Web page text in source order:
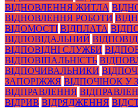
ВІДНОВЛЕННЯ ЖИТЛА
ВІДНОВЛЕННЯ РОБОТИ
ВІДОМОСТІ ВІДПЛАТА
ВІДПОВІДАЛЬНИЙ
ВІДПОВІДНІ СЛУЖБИ
ВІДПОВІПАЛЬНІСТЬ
ВІДПОЧИВАЛЬНИКИ
ЗАПОРІЖЖЯ ВІДПОЧІНОК У
ВІДПРАВЛЕННЯ
ВІДРИВ ВІДРЯДЖЕННЯ